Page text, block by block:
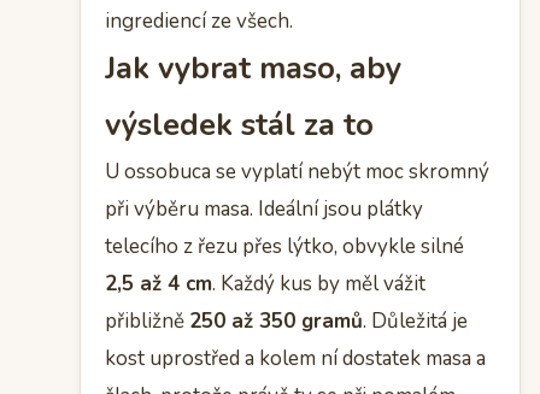
ingrediencí ze všech.
Jak vybrat maso, aby
výsledek stál za to
U ossobuca se vyplatí nebýt moc skromný
při výběru masa. Ideální jsou plátky
telecího z řezu přes lýtko, obvykle silné
2,5 až 4 cm. Každý kus by měl vážit
přibližně 250 až 350 gramů. Důležitá je
kost uprostřed a kolem ní dostatek masa a